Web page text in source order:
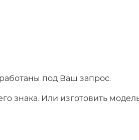
под Ваш запрос.
знака. Или изготовить